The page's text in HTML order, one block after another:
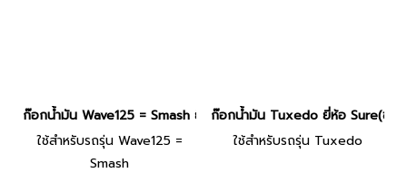
ก๊อกน้ำมัน Wave125 = Smash ยี่ห้อ Honda(PPS)
ใช้สำหรับรถรุ่น Wave125 =
Smash
ก๊อกน้ำมัน Tuxedo ยี่ห้อ Sure(ชา
ใช้สำหรับรถรุ่น Tuxedo